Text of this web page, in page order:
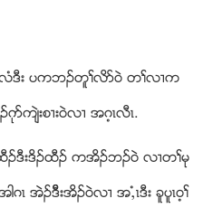
လံဒီး ပကဘဥတူႈလိဏဝဲ တႈလ႕က
က်ဲးစ႕းဝဲလ႕ အဂ့ၚလီၚ.
ဥဒီးဒိဥထီဥ ကအိဥဘဥဝဲ လ႕တႈမု
ၚ အဲဥဒိီးအိဥဝဲလ႕ အယံၚဒီး ခူပူၚ၀့ႈ